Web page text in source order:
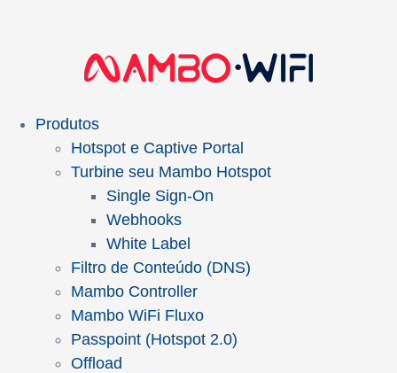
Produtos
Hotspot e Captive Portal
Turbine seu Mambo Hotspot
Single Sign-On
Webhooks
White Label
Filtro de Conteúdo (DNS)
Mambo Controller
Mambo WiFi Fluxo
Passpoint (Hotspot 2.0)
Offload